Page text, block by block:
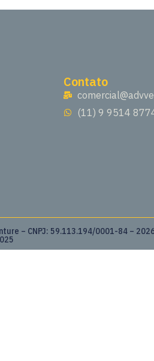
Contato
(11) 9 9514
– CNPJ: 59.113.194/0001-84 –